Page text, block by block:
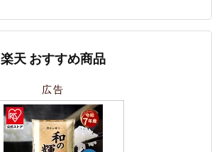
楽天 おすすめ商品
広告